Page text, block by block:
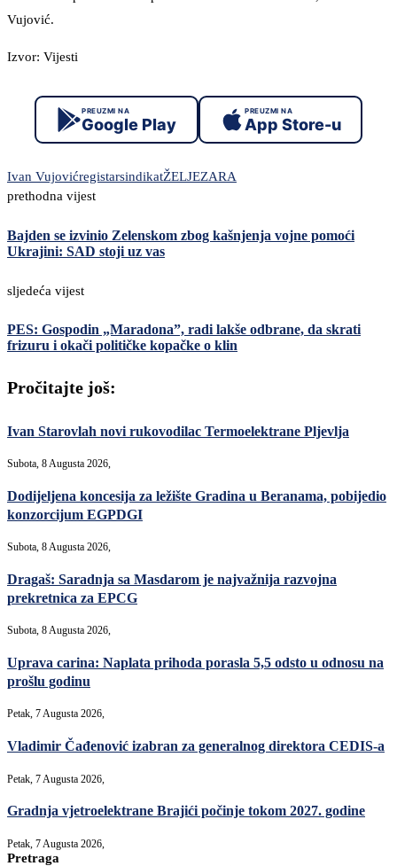
Vujović.
Izvor: Vijesti
PREUZMI NA
Google Play
PREUZMI NA
App Store-u
Ivan VujovićregistarsindikatŽELJEZARA
prethodna vijest
Bajden se izvinio Zelenskom zbog kašnjenja vojne pomoći
Ukrajini: SAD stoji uz vas
sljedeća vijest
PES: Gospodin „Maradona”, radi lakše odbrane, da skrati
frizuru i okači političke kopačke o klin
Pročitajte još:
Ivan Starovlah novi rukovodilac Termoelektrane Pljevlja
Subota, 8 Augusta 2026,
Dodijeljena koncesija za ležište Gradina u Beranama, pobijedio
konzorcijum EGPDGI
Subota, 8 Augusta 2026,
Dragaš: Saradnja sa Masdarom je najvažnija razvojna
prekretnica za EPCG
Subota, 8 Augusta 2026,
Uprava carina: Naplata prihoda porasla 5,5 odsto u odnosu na
prošlu godinu
Petak, 7 Augusta 2026,
Vladimir Čađenović izabran za generalnog direktora CEDIS-a
Petak, 7 Augusta 2026,
Gradnja vjetroelektrane Brajići počinje tokom 2027. godine
Petak, 7 Augusta 2026,
Pretraga